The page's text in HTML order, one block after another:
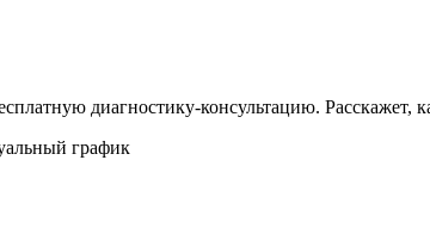
диагностику-консультацию. Расскажет,